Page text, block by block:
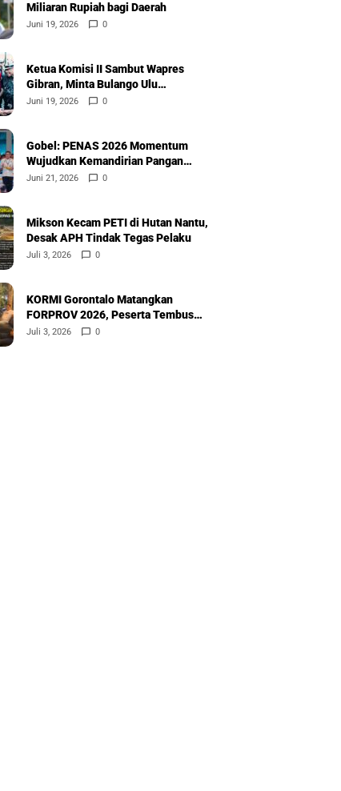
Miliaran Rupiah bagi Daerah
Juni 19, 2026 0
Ketua Komisi II Sambut Wapres
Gibran, Minta Bulango Ulu
Diprioritaskan
Juni 19, 2026 0
Gobel: PENAS 2026 Momentum
Wujudkan Kemandirian Pangan
Nasional
Juni 21, 2026 0
Mikson Kecam PETI di Hutan Nantu,
Desak APH Tindak Tegas Pelaku
Juli 3, 2026 0
KORMI Gorontalo Matangkan
FORPROV 2026, Peserta Tembus
600
Juli 3, 2026 0